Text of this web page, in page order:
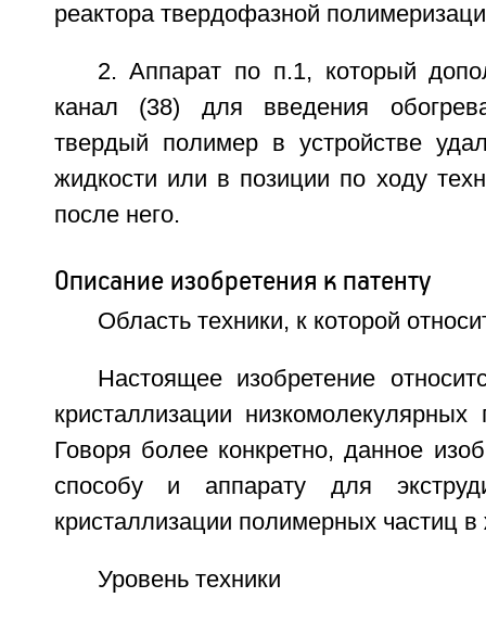
реактора твердофазной
2. Аппарат по п.1, который
канал (38) для введения
твердый полимер в устройстве
жидкости или в позиции по ходу
после него.
Описание изобретения к патенту
Область техники, к которой
Настоящее изобретение
кристаллизации
Говоря более конкретно, данное
способу и аппарату для
кристаллизации полимерных частиц
Уровень техники